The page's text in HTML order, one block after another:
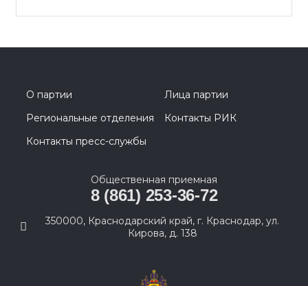
О партии
Лица партии
Региональные отделения
Контакты РИК
Контакты пресс-службы
Общественная приемная
8 (861) 253-36-72
350000, Краснодарский край, г. Краснодар, ул.
Кирова, д. 138